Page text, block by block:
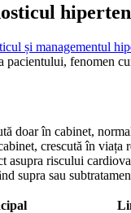
și managementul
fenomen
doar în cabinet,
crescută în viața
asupra riscului
supra sau